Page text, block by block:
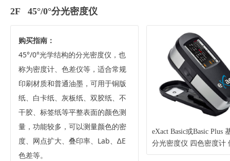
购买指南：
45°/0°光学结构的分光密度仪，也
称为密度计、色差仪等，适合常规
印刷材质和普通油墨，可用于铜版
纸、白卡纸、灰板纸、双胶纸、不
干胶、标签纸等平整表面的颜色测
量，功能较多，可以测量颜色的密
度、网点扩大、叠印率、Lab、∆E
色差等。
2F 45°/0°分光密度仪
eXact Basic或Basic Plus
分光密度仪 四色密度计
色差仪（X-Rite 爱色丽